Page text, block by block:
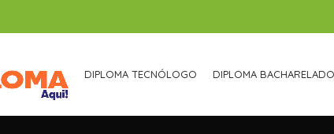
DIPLOMA TECNÓLOGO DIPLOMA BACHARELADO